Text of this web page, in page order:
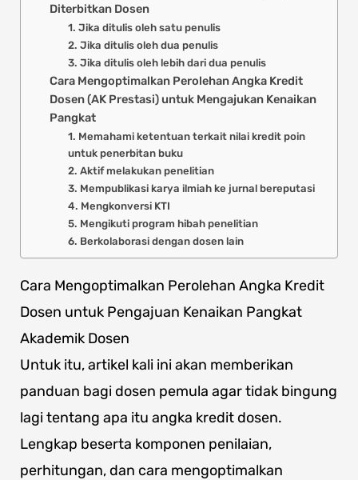
Diterbitkan Dosen
1. Jika ditulis oleh satu penulis
2. Jika ditulis oleh dua penulis
3. Jika ditulis oleh lebih dari dua penulis
Cara Mengoptimalkan Perolehan Angka Kredit
Dosen (AK Prestasi) untuk Mengajukan Kenaikan
Pangkat
1. Memahami ketentuan terkait nilai kredit poin
untuk penerbitan buku
2. Aktif melakukan penelitian
3. Mempublikasi karya ilmiah ke jurnal bereputasi
4. Mengkonversi KTI
5. Mengikuti program hibah penelitian
6. Berkolaborasi dengan dosen lain
Cara Mengoptimalkan Perolehan Angka Kredit
Dosen untuk Pengajuan Kenaikan Pangkat
Akademik Dosen
Untuk itu, artikel kali ini akan memberikan
panduan bagi dosen pemula agar tidak bingung
lagi tentang apa itu angka kredit dosen.
Lengkap beserta komponen penilaian,
perhitungan, dan cara mengoptimalkan